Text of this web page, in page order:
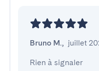
Bruno M., juillet
Rien à signaler